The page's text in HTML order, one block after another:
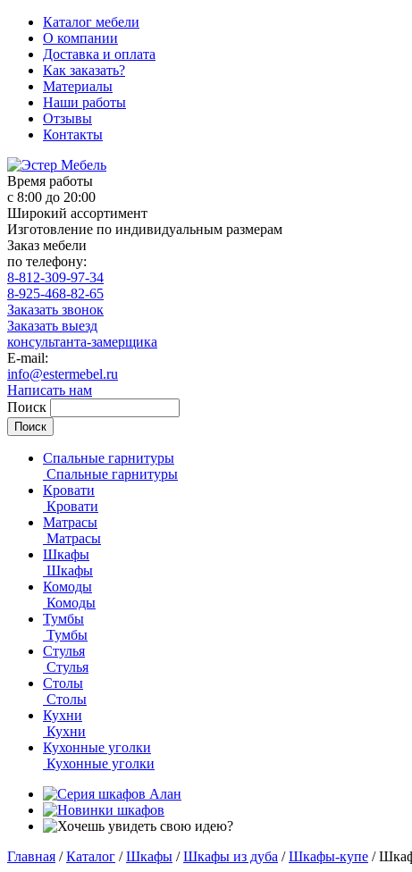
Каталог мебели
О компании
Доставка и оплата
Как заказать?
Материалы
Наши работы
Отзывы
Контакты
Время работы
с 8:00 до 20:00
Широкий ассортимент
Изготовление по индивидуальным размерам
Заказ мебели
по телефону:
8-812-309-97-34
8-925-468-82-65
Заказать звонок
Заказать выезд
консультанта-замерщика
E-mail:
info@estermebel.ru
Написать нам
Поиск
Спальные гарнитуры
Спальные гарнитуры
Кровати
Кровати
Матрасы
Матрасы
Шкафы
Шкафы
Комоды
Комоды
Тумбы
Тумбы
Стулья
Стулья
Столы
Столы
Кухни
Кухни
Кухонные уголки
Кухонные уголки
Главная / Каталог / Шкафы / Шкафы из дуба / Шкафы-купе /